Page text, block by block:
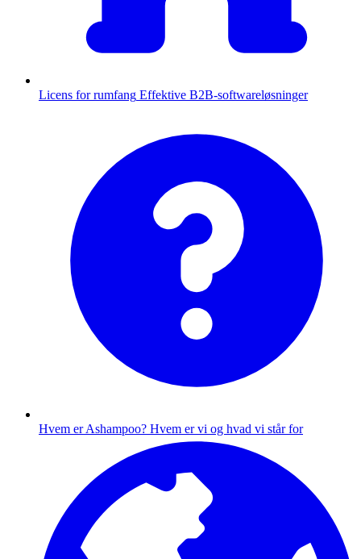
Licens for rumfang Effektive B2B-softwareløsninger
Hvem er Ashampoo? Hvem er vi og hvad vi står for